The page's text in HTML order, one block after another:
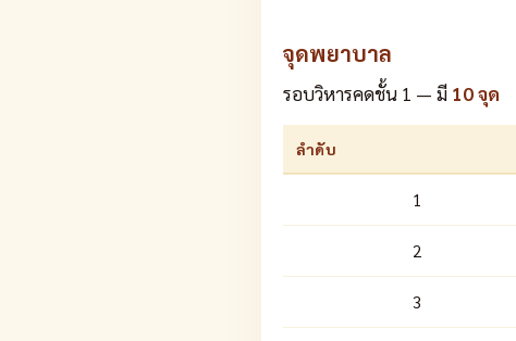
จุดพยาบาล
รอบวิหารคดชั้น 1 — มี 10 จุด
ลำดับ
1
2
3